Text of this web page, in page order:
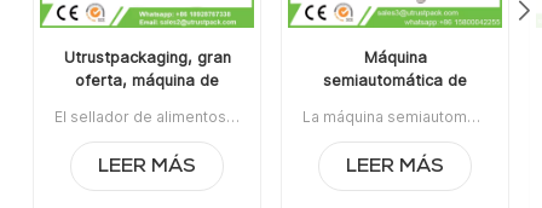
Utrustpackaging, gran
oferta, máquina de
sellador de alimentos
enlatados
El sellador de alimentos enlatados de la máquina de sellado de latas manual de venta caliente de Utrustpackaging es adecuado para sellar todo tipo de latas de PET / latas de papel compuesto, latas u otros recipientes redondos. Alta eficiencia por transmisión mecánica, estructuras simples y convenientes de mantener, peso ligero y fácil de operar.La orden mínima:1Pago:T/TPuerto de embarque:CantónRegión original:PorcelanaTiempo de espera:3-5 días después de recibir el depósito
LEER MÁS
Máquina
semiautomática de
vacío con relleno de
nitrógeno
La máquina semiautomática de envasado de latas al vacío con relleno de nitrógeno se usa ampliamente en la industria alimentaria, química, farmacéutica y de bebidas, aplicable para latas de plástico / estaño / aluminio, botellas, contenedores de frascos, etc.Artículo No:UT1BFG6La orden mínima:1Pago:TTPuerto de embarque:CantónRegión original:Guangzhou, ChinaTiempo de espera:15 días después de recibir el depósito
LEER MÁS